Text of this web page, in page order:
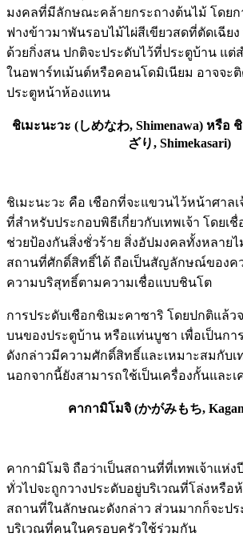
มงคลที่มีลักษณะคล้ายกระถางต้นไม้ โดย
ฟางข้าวมาพันรอบไม้ไผ่สีเขียวสดที่ตัดเฉีย
ด้วยกิ่งสน ปกติจะประดับไว้ที่ประตูบ้าน แ
ในอพาร์ทเม้นต์หรือคอนโดมิเนียม อาจจะ
ประตูหน้าห้องแทน
ชิเมะนะวะ (しめなわ, Shimenawa) หรือ
ざり, Shimekasari)
ชิเมะนะวะ คือ เชือกที่จะแขวนไว้หน้าศาล
ที่สำหรับประกอบพิธีเกี่ยวกับเทพเจ้า โดยเ
ช่วยป้องกันสิ่งชั่วร้าย สิ่งอัปมงคลทั้งหลายไ
สถานที่ศักดิ์สิทธิ์ได้ ถือเป็นสัญลักษณ์ของค
ความบริสุทธิ์ตามความเชื่อแบบชินโต
การประดับเชือกชิเมะคาซาริ โดยปกติแล้
บนของประตูบ้าน หรือแท่นบูชา เพื่อเป็นกา
ดังกล่าวมีความศักดิ์สิทธิ์และเหมาะสมกับเ
นอกจากนี้ยังสามารถใช้เป็นเครื่องกั้นและเ
คากามิโมจิ (かがみもち,
คากามิโมจิ ถือว่าเป็นสถานที่ที่เทพเจ้าแห่ง
ทั่วไปจะถูกวางประดับอยู่บริเวณที่โล่งหรือ
สถานที่ในลักษณะดังกล่าว ส่วนมากก็จะปร
บริเวณที่คนในครอบครัวใช้ร่วมกัน